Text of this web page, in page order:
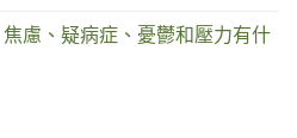
慮、疑病症、憂鬱和壓力有什